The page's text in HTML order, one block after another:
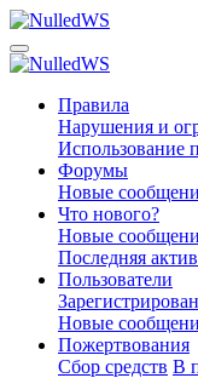
Правила
Нарушения и
Использование
Форумы
Новые
Что нового?
Новые
Последняя
Пользователи
Новые
Пожертвования
Сбор средств В